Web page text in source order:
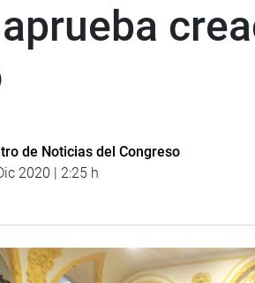
de Noticias del Congreso
2020 | 2:25 h